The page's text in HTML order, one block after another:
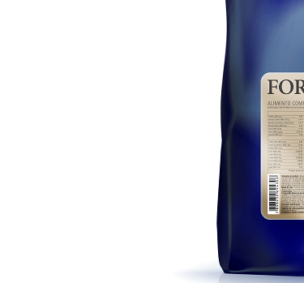
Equipamentos
Gaiolas
Medicamentos
Minerais
Ninhos
Porta Vitaminas
Poleiros